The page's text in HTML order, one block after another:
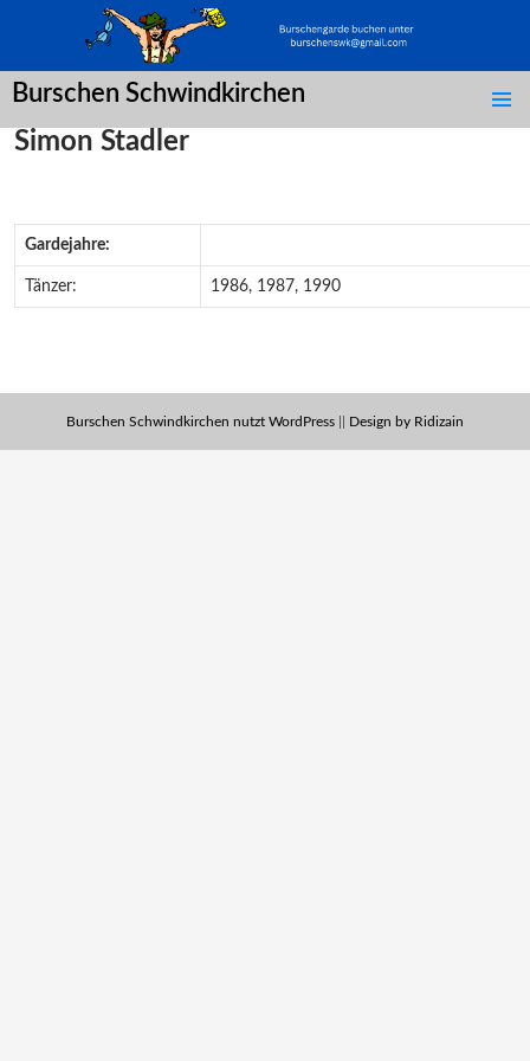
Burschen Schwindkirchen
ZUM
Simon Stadler
Gardejahre:
Tänzer: 1986, 1987, 1990
Burschen Schwindkirchen nutzt WordPress Design by Ridizain